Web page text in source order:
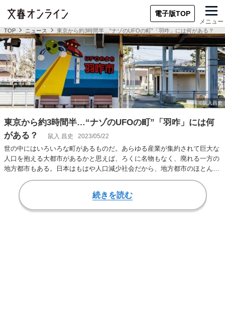
電子版TOP
メニュー
TOP ニュース 東京から約3時間半…“ナゾのUFOの町”「羽咋」には何がある？
東京から約3時間半…“ナゾのUFOの町”「羽咋」には何
がある？
鼠入 昌史 2023/05/22
世の中にはいろいろな町があるものだ。あらゆる産業が集約されて巨大な
人口を抱える大都市があるかと思えば、ろくに名物もなく、廃れる一方の
地方都市もある。日本はもはや人口減少社会だから、地方都市のほとんど
はいかに廃れるペ…
続きを読む